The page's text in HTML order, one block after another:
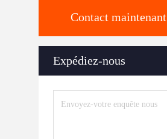
Contact maintenant
Expédiez-nous